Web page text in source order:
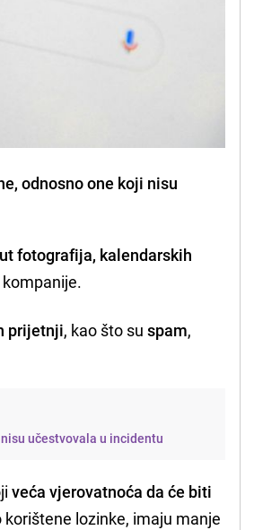
odnosno one koji nisu
fotografija, kalendarskih
prijetnji, kao što suspam,
učestvovala u incidentu
veća vjerovatnoća da će biti
lozinke, imaju manje